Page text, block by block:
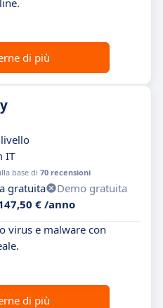
di più
IT
base di 70 recensioni
gratuita
Demo gratuita
€ /anno
virus e malware con
di più